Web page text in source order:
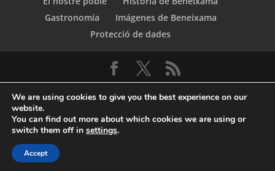
Gastronomía
Imágenes de Beneixama
Protecció de dades
© Copyright Servicio de Informática y
Telecomunicaciones. Diputacion Provincial Alicante
We are using cookies to give you the best experience on our
website.
You can find out more about which cookies we are using or
switch them off in settings.
Accept